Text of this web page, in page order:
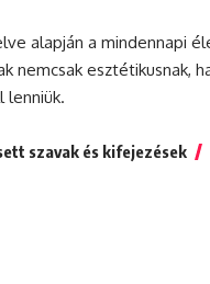
alapján a mindennapi
nemcsak esztétikusnak,
lenniük.
szavak és kifejezések